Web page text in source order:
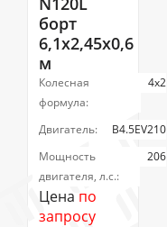
борт
6,1х2,45х0,6
м
Колесная
формула:
4х2
Двигатель:
B4.5EV210
Мощность
двигателя, л.с.:
206
Цена по
запросу